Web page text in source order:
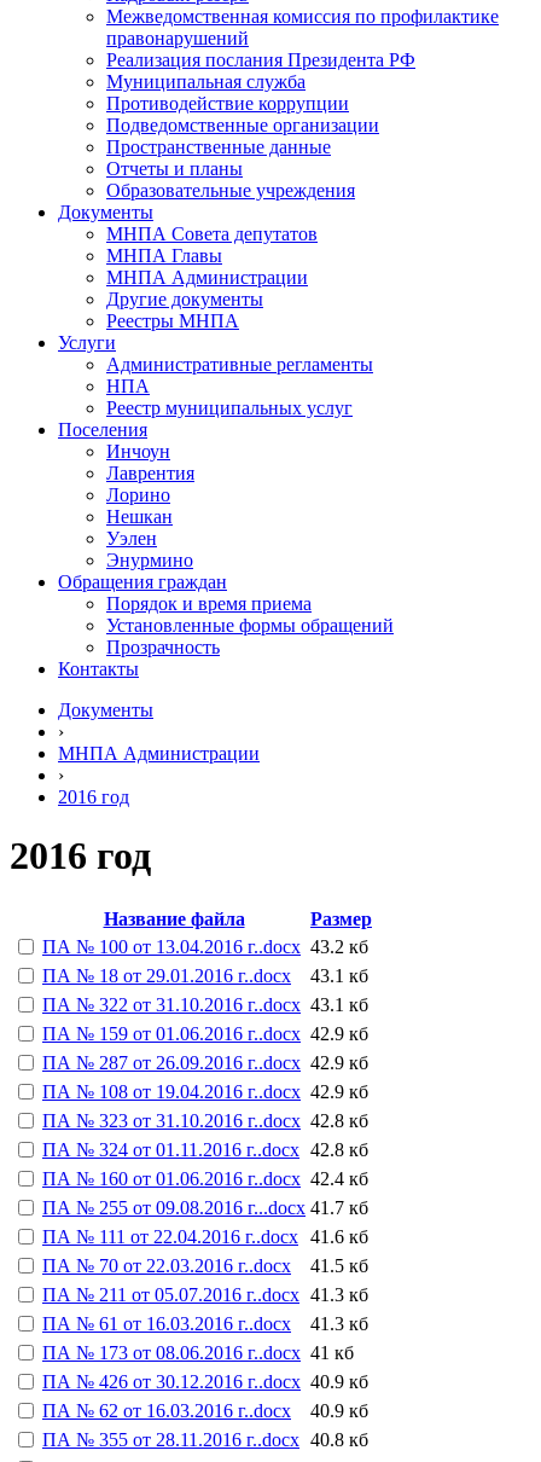
Межведомственная комиссия по профилактике
правонарушений
Реализация послания Президента РФ
Муниципальная служба
Противодействие коррупции
Подведомственные организации
Пространственные данные
Отчеты и планы
Образовательные учреждения
Документы
МНПА Совета депутатов
МНПА Главы
МНПА Администрации
Другие документы
Реестры МНПА
Услуги
Административные регламенты
НПА
Реестр муниципальных услуг
Поселения
Инчоун
Лаврентия
Лорино
Нешкан
Уэлен
Энурмино
Обращения граждан
Порядок и время приема
Установленные формы обращений
Прозрачность
Контакты
Документы
›
МНПА Администрации
›
2016 год
2016 год
Название файла
Размер
ПА № 100 от 13.04.2016 г..docx 43.2 кб
ПА № 18 от 29.01.2016 г..docx
43.1 кб
ПА № 322 от 31.10.2016 г..docx 43.1 кб
ПА № 159 от 01.06.2016 г..docx 42.9 кб
ПА № 287 от 26.09.2016 г..docx 42.9 кб
ПА № 108 от 19.04.2016 г..docx 42.9 кб
ПА № 323 от 31.10.2016 г..docx 42.8 кб
ПА № 324 от 01.11.2016 г..docx 42.8 кб
ПА № 160 от 01.06.2016 г..docx 42.4 кб
ПА № 255 от 09.08.2016 г...docx 41.7 кб
ПА № 111 от 22.04.2016 г..docx 41.6 кб
ПА № 70 от 22.03.2016 г..docx
41.5 кб
ПА № 211 от 05.07.2016 г..docx 41.3 кб
ПА № 61 от 16.03.2016 г..docx
41.3 кб
ПА № 173 от 08.06.2016 г..docx 41 кб
ПА № 426 от 30.12.2016 г..docx 40.9 кб
ПА № 62 от 16.03.2016 г..docx
40.9 кб
ПА № 355 от 28.11.2016 г..docx 40.8 кб